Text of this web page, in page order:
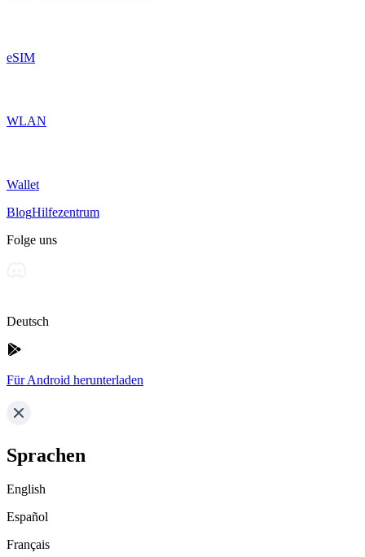
eSIM
WLAN
Wallet
BlogHilfezentrum
Folge uns
Deutsch
Für Android herunterladen
Sprachen
English
Español
Français